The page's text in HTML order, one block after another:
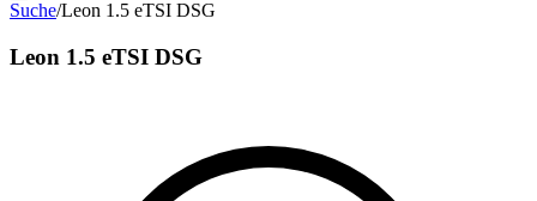
Suche/Leon 1.5 eTSI DSG
Leon 1.5 eTSI DSG